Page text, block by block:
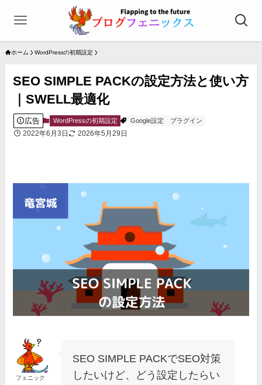
ホーム WordPressの初期設定
SEO SIMPLE PACKの設定方法と使い方
｜SWELL最適化
広告 WordPressの初期設定 Google設定 プラグイン
2022年6月3日 2026年5月29日
フェニック
SEO SIMPLE PACKでSEO対策
したいけど、どう設定したらい